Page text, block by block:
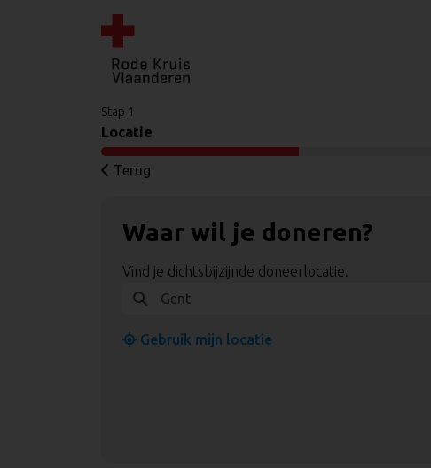
Stap 1
Locatie
Terug
Waar wil je doneren?
Vind je dichtsbijzijnde doneerlocatie.
Gebruik mijn locatie